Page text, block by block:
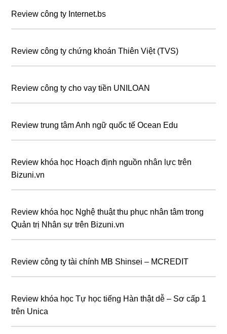
Review công ty Internet.bs
Review công ty chứng khoán Thiên Việt (TVS)
Review công ty cho vay tiền UNILOAN
Review trung tâm Anh ngữ quốc tế Ocean Edu
Review khóa học Hoạch định nguồn nhân lực trên
Bizuni.vn
Review khóa học Nghệ thuật thu phục nhân tâm trong
Quản trị Nhân sự trên Bizuni.vn
Review công ty tài chính MB Shinsei – MCREDIT
Review khóa học Tự học tiếng Hàn thật dễ – Sơ cấp 1
trên Unica